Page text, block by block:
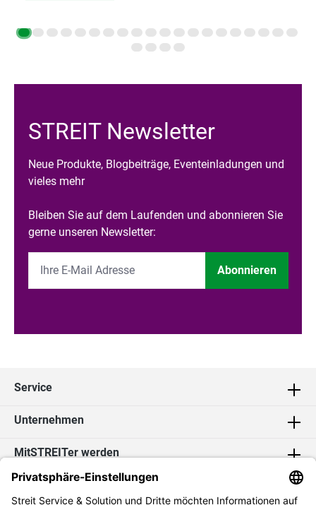
STREIT Newsletter
Neue Produkte, Blogbeiträge, Eventeinladungen und
vieles mehr
Bleiben Sie auf dem Laufenden und abonnieren Sie
gerne unseren Newsletter:
Abonnieren
Service
Unternehmen
MitSTREITer werden
Kontakt